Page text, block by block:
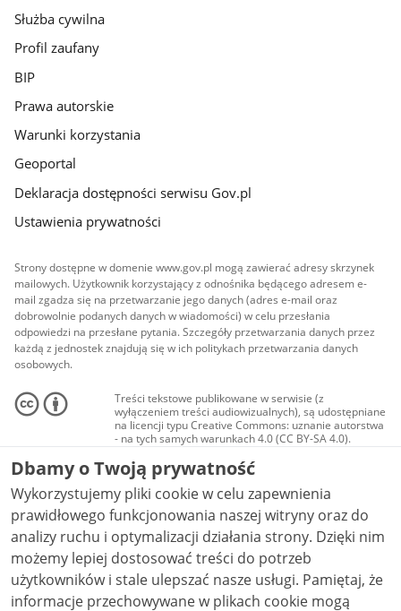
Służba cywilna
Profil zaufany
BIP
Prawa autorskie
Warunki korzystania
Geoportal
Deklaracja dostępności serwisu Gov.pl
Ustawienia prywatności
Strony dostępne w domenie www.gov.pl mogą zawierać adresy skrzynek
mailowych. Użytkownik korzystający z odnośnika będącego adresem e-
mail zgadza się na przetwarzanie jego danych (adres e-mail oraz
dobrowolnie podanych danych w wiadomości) w celu przesłania
odpowiedzi na przesłane pytania. Szczegóły przetwarzania danych przez
każdą z jednostek znajdują się w ich politykach przetwarzania danych
osobowych.
Treści tekstowe publikowane w serwisie (z
wyłączeniem treści audiowizualnych), są udostępniane
na licencji typu Creative Commons: uznanie autorstwa
- na tych samych warunkach 4.0 (CC BY-SA 4.0).
Materiały audiowizualne, w tym zdjęcia, materiały
audio i wideo, są udostępniane na licencji typu
Creative Commons: uznanie autorstwa użycie
niekomercyjne - bez utworów zależnych 4.0 (CC BY-
NC-ND 4.0), o ile nie jest to stwierdzone inaczej.
Dbamy o Twoją prywatność
Wykorzystujemy pliki cookie w celu zapewnienia
prawidłowego funkcjonowania naszej witryny oraz do
analizy ruchu i optymalizacji działania strony. Dzięki nim
możemy lepiej dostosować treści do potrzeb
użytkowników i stale ulepszać nasze usługi. Pamiętaj, że
informacje przechowywane w plikach cookie mogą